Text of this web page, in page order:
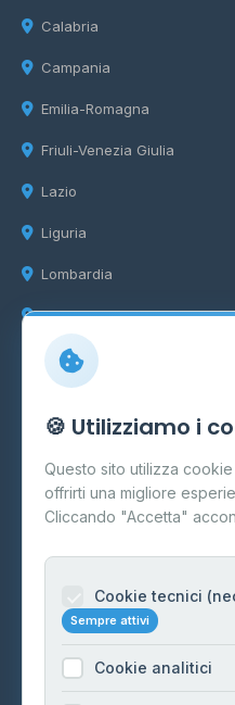
Calabria
Campania
Emilia-Romagna
Friuli-Venezia Giulia
Lazio
Liguria
Lombardia
Marche
Info
Cos'è il GPL
FAQ
Contatti
Informazioni legali
Cookie Policy
🍪 Utilizziamo i
Questo sito utilizza
offrirti una migliore
Cliccando "Accetta"
Cookie tecnici
Sempre attivi
Cookie analitici